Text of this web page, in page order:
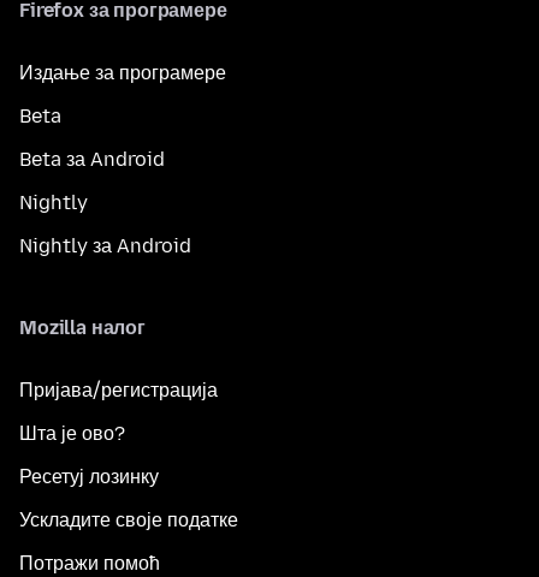
Firefox за програмере
Издање за програмере
Beta
Beta за Android
Nightly
Nightly за Android
Mozilla налог
Пријава/регистрација
Шта је ово?
Ресетуј лозинку
Ускладите своје податке
Потражи помоћ